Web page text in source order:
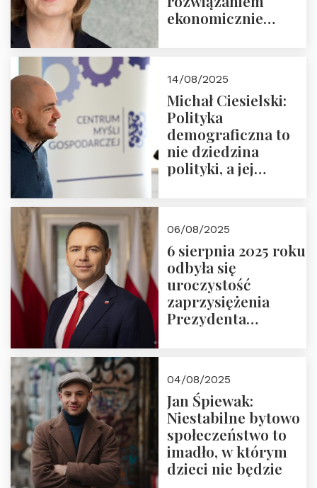
ekonomicznie
14/08/2025
Michał Ciesielski:
Polityka
demograficzna to
nie dziedzina
polityki, a jej
06/08/2025
6 sierpnia 2025 roku
odbyła się
uroczystość
zaprzysiężenia
Prezydenta
Nawrockiego
04/08/2025
Jan Śpiewak:
Niestabilne bytowo
społeczeństwo to
imadło, w którym
dzieci nie będzie